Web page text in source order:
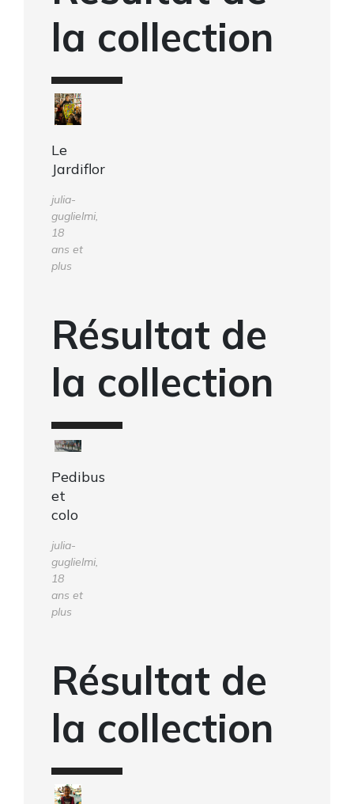
la collection
Le
Jardiflor
julia-
guglielmi,
18
ans et
plus
Résultat de
la collection
Pedibus
et
colo
julia-
guglielmi,
18
ans et
plus
Résultat de
la collection